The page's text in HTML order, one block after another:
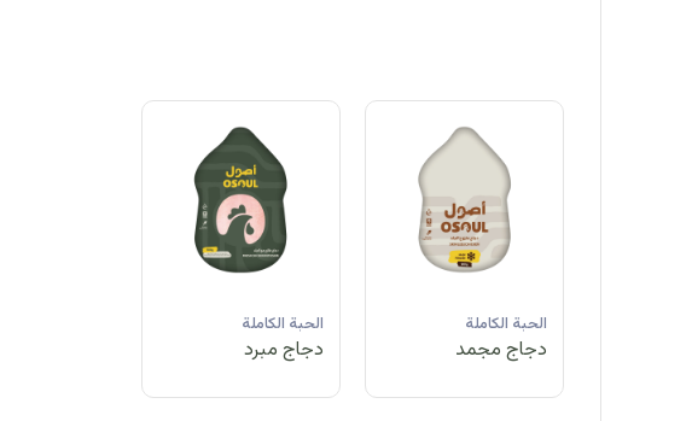
الحبة الكاملة
دجاج مبرد
الحبة الكاملة
دجاج مجمد